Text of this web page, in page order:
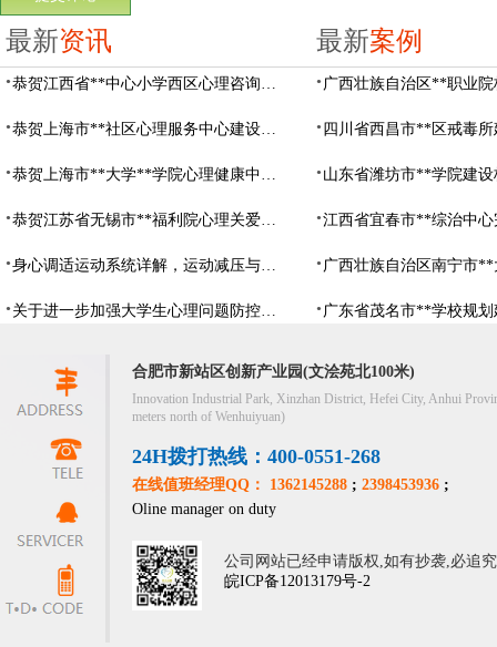
最新资讯
恭贺江西省**中心小学西区心理咨询教室设备采购项目由阳光心健代理商中标
恭贺上海市**社区心理服务中心建设项目由阳光心健代理商中标
恭贺上海市**大学**学院心理健康中心建设项目由阳光心健代理商中标
恭贺江苏省无锡市**福利院心理关爱中心建设项目由阳光心健代理商中标
身心调适运动系统详解，运动减压与心理调适全指南
关于进一步加强大学生心理问题防控，防控大学生心理危机
最新案例
合肥市新站区创新产业园(文浍苑北100米)
Innovation Industrial Park, Xinzhan District, Hefei City, Anhui
meters north of Wenhuiyuan)
24H拨打热线：400-0551-268
在线值班经理QQ： 1362145288 ; 2398453936 ;
Oline manager on duty
公司网站已经申请版权,如有抄袭,必追
皖ICP备12013179号-2